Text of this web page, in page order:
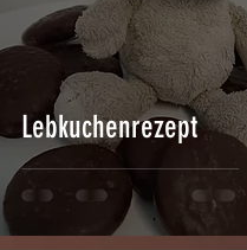
Lebkuchenrezept